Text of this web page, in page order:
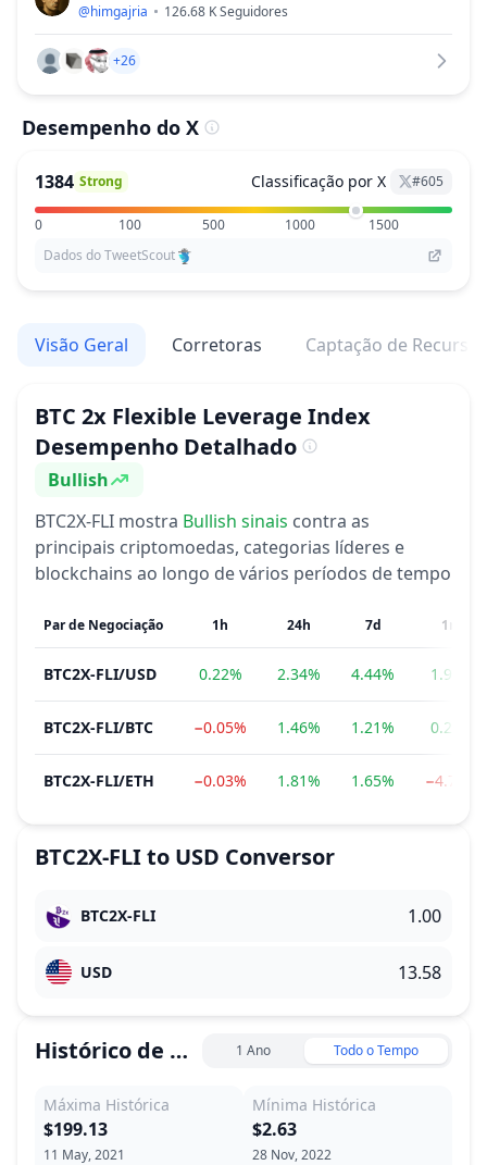
@himgajria 126.68 KSeguidores
+26
Desempenho do X
1384 Strong Classificação por X #605
0 100 500 1000
1500
Dados do TweetScout
Visão Geral Corretoras Captação de Recursos
BTC 2x Flexible Leverage Index
Desempenho Detalhado
Sentimento
Bullish
BTC2X-FLI mostra Bullish sinais contra as
principais criptomoedas, categorias líderes e
blockchains ao longo de vários períodos de tempo
Par de Negociação 1h 24h 7d 1m
BTC2X-FLI/USD 0.22% 2.34% 4.44% 1.90%
BTC2X-FLI/BTC −0.05% 1.46% 1.21% 0.28%
BTC2X-FLI/ETH −0.03% 1.81% 1.65% −4.71%
BTC2X-FLIto USD Conversor
BTC2X-FLI
USD
Histórico de Preço 1 Ano Todo o Tempo
Máxima Histórica
11 May, 2021
$199.13
Mínima Histórica
28 Nov, 2022
$2.63